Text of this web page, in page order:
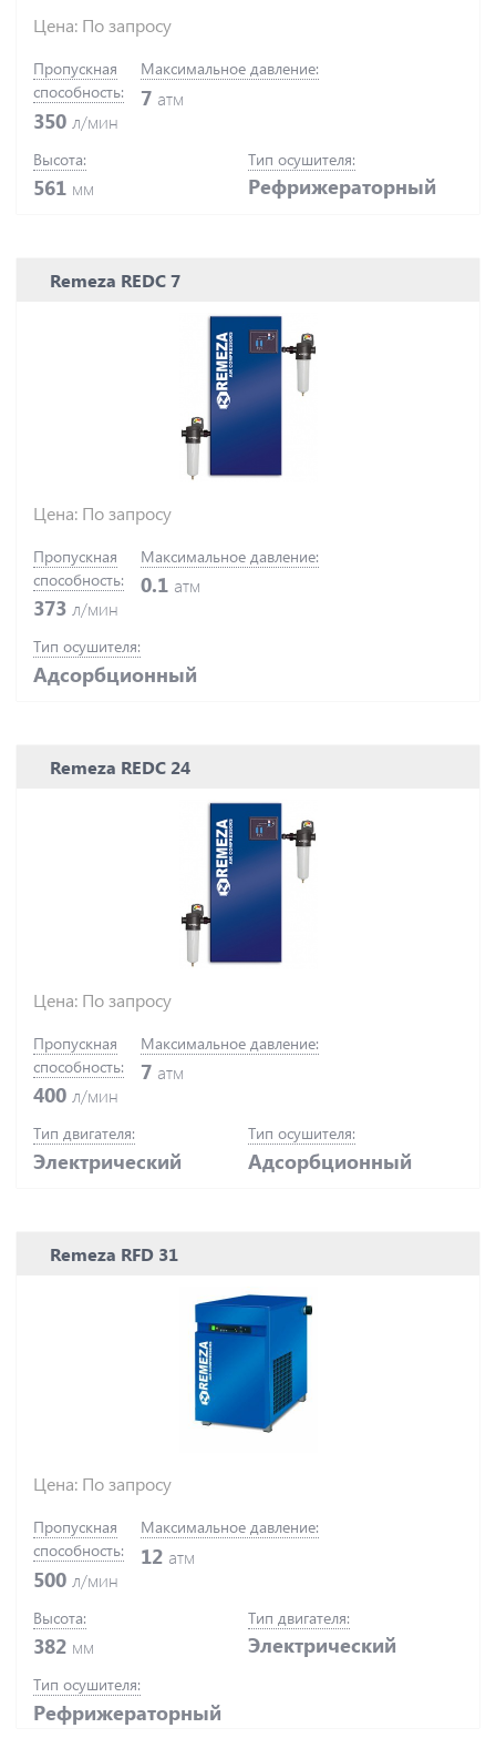
Цена: По запросу
Пропускная
способность:
350 л/мин
Максимальное давление:
7 атм
Высота:
561 мм
Тип осушителя:
Рефрижераторный
Remeza REDC 7
Цена: По запросу
Пропускная
способность:
373 л/мин
Максимальное давление:
0.1 атм
Тип осушителя:
Адсорбционный
Remeza REDC 24
Цена: По запросу
Пропускная
способность:
400 л/мин
Максимальное давление:
7 атм
Тип двигателя:
Электрический
Тип осушителя:
Адсорбционный
Remeza RFD 31
Цена: По запросу
Пропускная
способность:
500 л/мин
Максимальное давление:
12 атм
Высота:
382 мм
Тип двигателя:
Электрический
Тип осушителя:
Рефрижераторный